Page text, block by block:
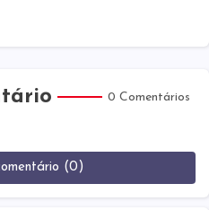
0 Comentários
(0)